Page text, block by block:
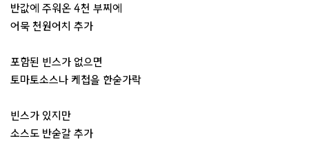
반값에 주워온 4천 부찌에
어묵 천원어치 추가
포함된 빈스가 없으면
토마토소스나 케첩을 한숟가락
빈스가 있지만
소스도 반숟갈 추가